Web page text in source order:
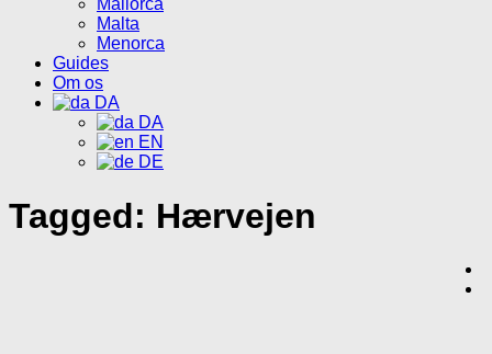
Mallorca
Malta
Menorca
Guides
Om os
DA
DA
EN
DE
Tagged: Hærvejen